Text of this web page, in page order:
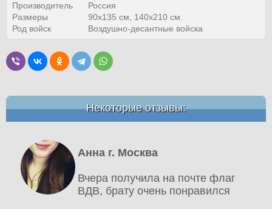
Производитель
Россия
Размеры
90х135 см, 140х210 см.
Род войск
Воздушно-десантные войска
Некоторые отзывы:
Анна г. Москва
Вчера получила на почте флаг
ВДВ, брату очень понравился